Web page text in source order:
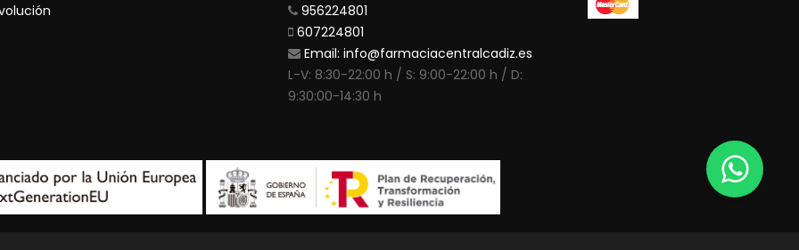
956224801
607224801
Email: info@farmaciacentralcadiz.es
L-V: 8:30-22:00 h / S: 9:00-22:00 h / D:
9:30:00-14:30 h